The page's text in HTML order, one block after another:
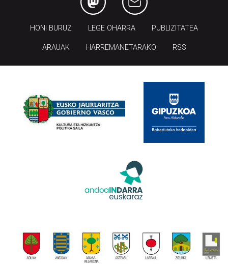
HONI BURUZ LEGE OHARRA PUBLIZITATEA
ARAUAK HARREMANETARAKO RSS